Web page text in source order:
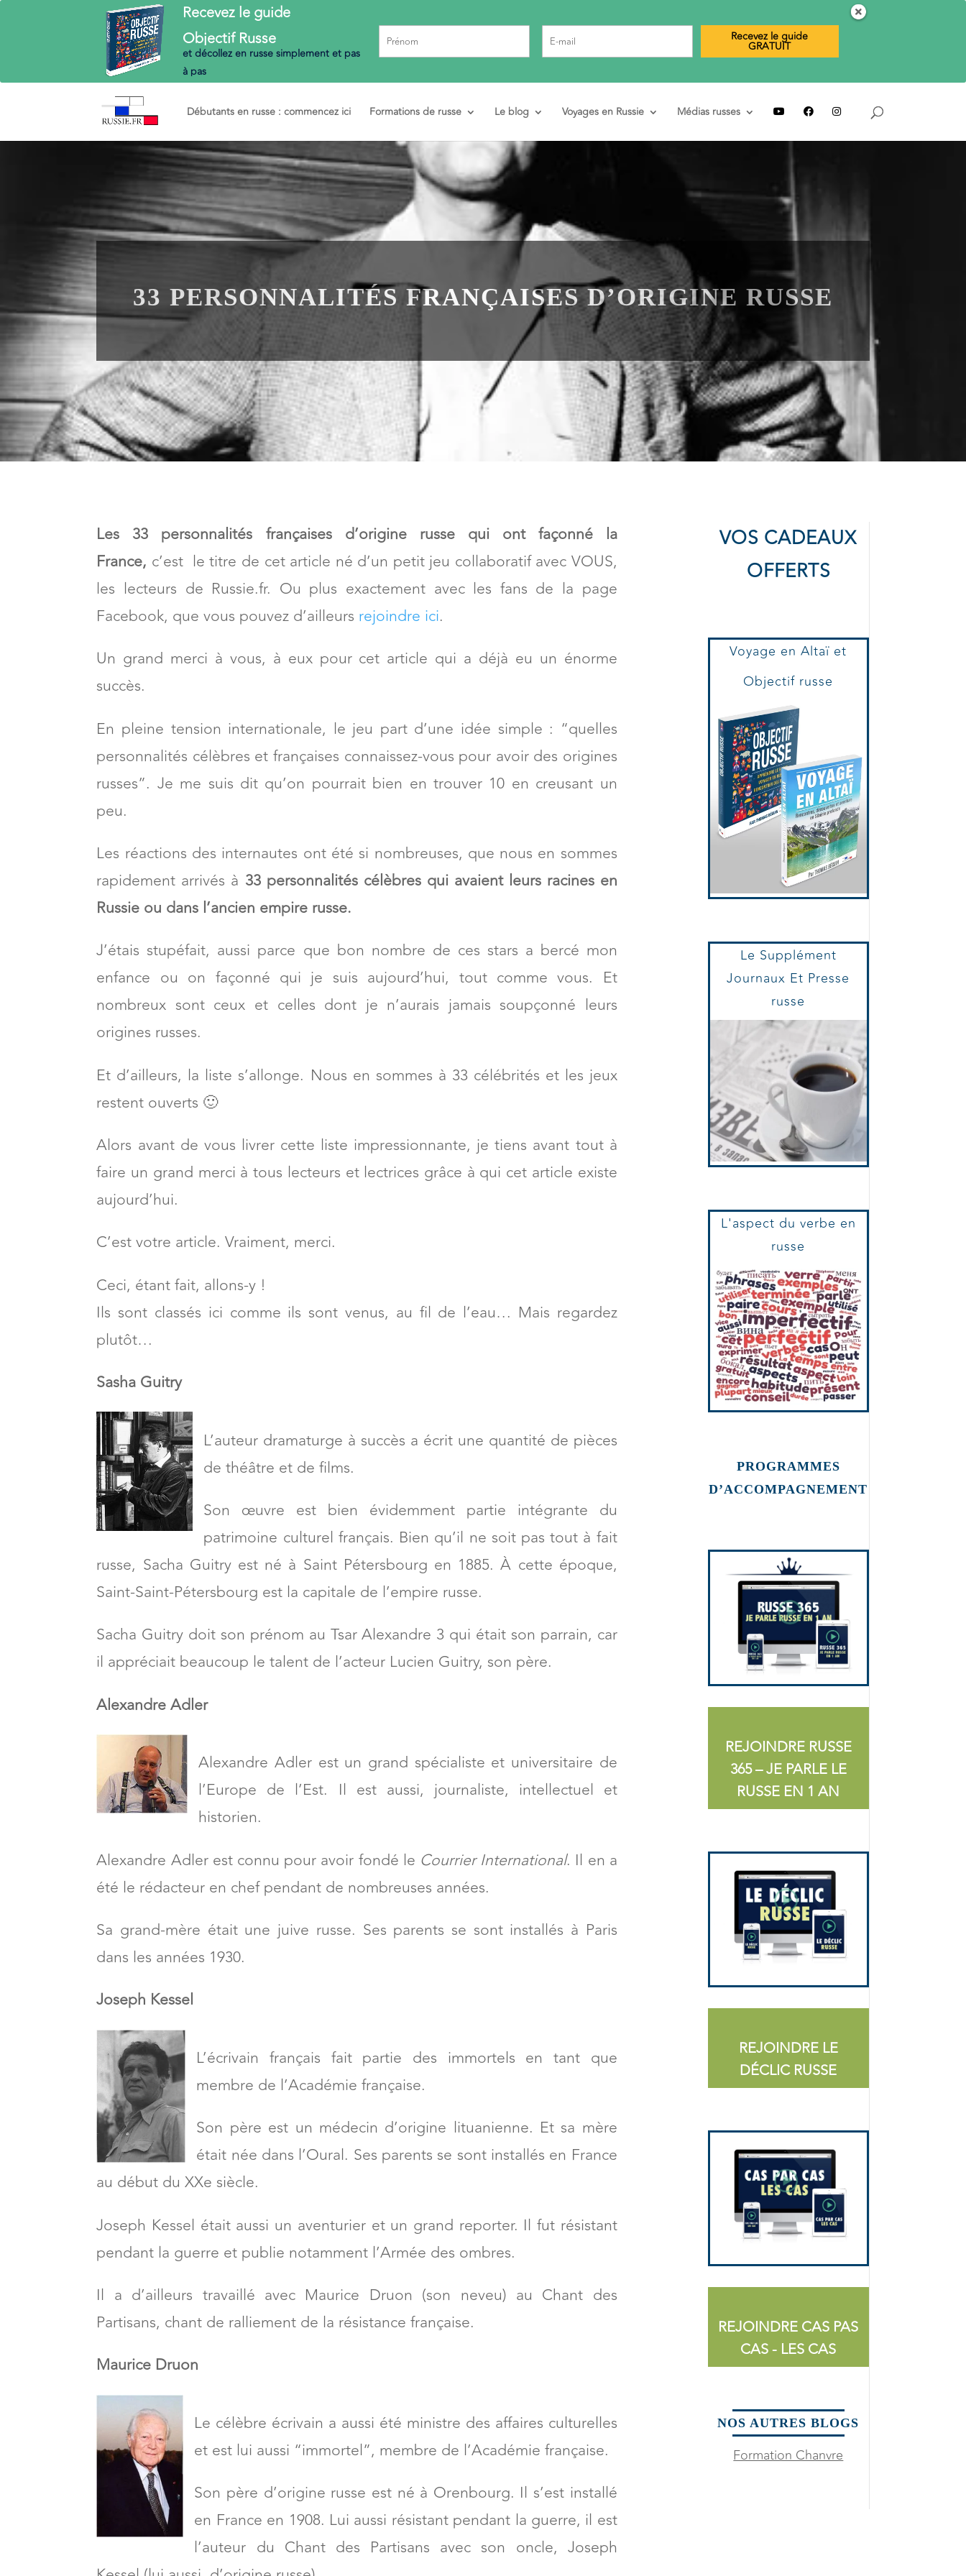
Débutants en russe : commencez ici Formations de russe Le blog Voyages en Russie Médias russes
33 PERSONNALITÉS FRANÇAISES D’ORIGINE RUSSE
Les 33 personnalités françaises d’origine russe qui ont façonné la
France, c’est le titre de cet article né d’un petit jeu collaboratif avec VOUS,
les lecteurs de Russie.fr. Ou plus exactement avec les fans de la page
Facebook, que vous pouvez d’ailleurs rejoindre ici.
Un grand merci à vous, à eux pour cet article qui a déjà eu un énorme
succès.
En pleine tension internationale, le jeu part d’une idée simple : “quelles
personnalités célèbres et françaises connaissez-vous pour avoir des origines
russes”. Je me suis dit qu’on pourrait bien en trouver 10 en creusant un
peu.
Les réactions des internautes ont été si nombreuses, que nous en sommes
rapidement arrivés à 33 personnalités célèbres qui avaient leurs racines en
Russie ou dans l’ancien empire russe.
J’étais stupéfait, aussi parce que bon nombre de ces stars a bercé mon
enfance ou on façonné qui je suis aujourd’hui, tout comme vous. Et
nombreux sont ceux et celles dont je n’aurais jamais soupçonné leurs
origines russes.
Et d’ailleurs, la liste s’allonge. Nous en sommes à 33 célébrités et les jeux
restent ouverts 🙂
Alors avant de vous livrer cette liste impressionnante, je tiens avant tout à
faire un grand merci à tous lecteurs et lectrices grâce à qui cet article existe
aujourd’hui.
C’est votre article. Vraiment, merci.
Ceci, étant fait, allons-y !
Ils sont classés ici comme ils sont venus, au fil de l’eau… Mais regardez
plutôt…
Sasha Guitry
L’auteur dramaturge à succès a écrit une quantité de pièces
de théâtre et de films.
Son œuvre est bien évidemment partie intégrante du
patrimoine culturel français. Bien qu’il ne soit pas tout à fait
russe, Sacha Guitry est né à Saint Pétersbourg en 1885. À cette époque,
Saint-Saint-Pétersbourg est la capitale de l’empire russe.
Sacha Guitry doit son prénom au Tsar Alexandre 3 qui était son parrain, car
il appréciait beaucoup le talent de l’acteur Lucien Guitry, son père.
Alexandre Adler
Alexandre Adler est un grand spécialiste et universitaire de
l’Europe de l’Est. Il est aussi, journaliste, intellectuel et
historien.
Alexandre Adler est connu pour avoir fondé le Courrier International. Il en a
été le rédacteur en chef pendant de nombreuses années.
Sa grand-mère était une juive russe. Ses parents se sont installés à Paris
dans les années 1930.
Joseph Kessel
L’écrivain français fait partie des immortels en tant que
membre de l’Académie française.
Son père est un médecin d’origine lituanienne. Et sa mère
était née dans l’Oural. Ses parents se sont installés en France
au début du XXe siècle.
Joseph Kessel était aussi un aventurier et un grand reporter. Il fut résistant
pendant la guerre et publie notamment l’Armée des ombres.
Il a d’ailleurs travaillé avec Maurice Druon (son neveu) au Chant des
Partisans, chant de ralliement de la résistance française.
Maurice Druon
Le célèbre écrivain a aussi été ministre des affaires culturelles
et est lui aussi “immortel”, membre de l’Académie française.
Son père d’origine russe est né à Orenbourg. Il s’est installé
en France en 1908. Lui aussi résistant pendant la guerre, il est
l’auteur du Chant des Partisans avec son oncle, Joseph
VOS CADEAUX
OFFERTS
Voyage en Altaï et
Objectif russe
Le Supplément
Journaux Et Presse
russe
L'aspect du verbe en
russe
PROGRAMMES
D’ACCOMPAGNEMENT
REJOINDRE RUSSE
365 – JE PARLE LE
RUSSE EN 1 AN
REJOINDRE LE
DÉCLIC RUSSE
REJOINDRE CAS PAS
CAS - LES CAS
NOS AUTRES BLOGS
Formation Chanvre
Recevez le guide
ObjectifRusse
et décollez en russesimplement et pas
à pas
Recevez le guide
GRATUIT